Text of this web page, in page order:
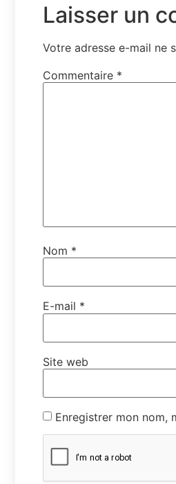
Laisser un
Votre adresse e-mail ne
Commentaire *
Nom *
E-mail *
Site web
Enregistrer mon nom,